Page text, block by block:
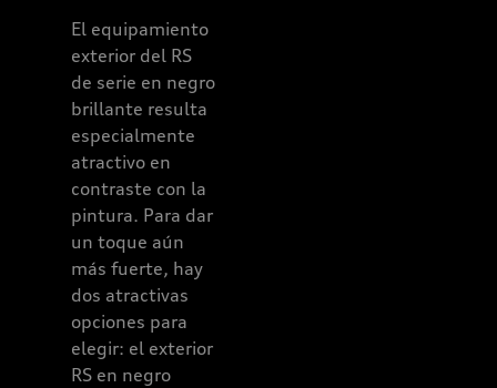
El equipamiento
exterior del RS
de serie en negro
brillante resulta
especialmente
atractivo en
contraste con la
pintura. Para dar
un toque aún
más fuerte, hay
dos atractivas
opciones para
elegir: el exterior
RS en negro